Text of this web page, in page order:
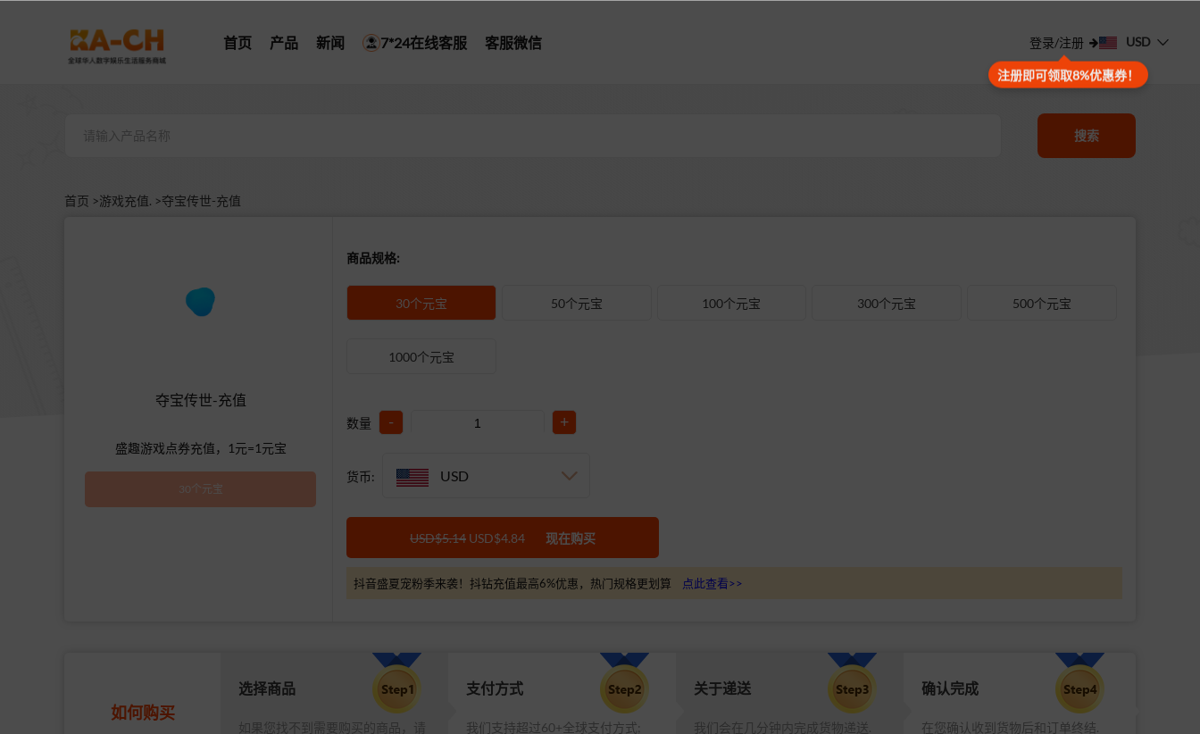
首页 产品 新闻 7*24在线客服 客服微信
登录/注册
注册即可领取8%优惠券！
USD
搜索
首页 >游戏充值. >夺宝传世-充值
夺宝传世-充值
盛趣游戏点券充值，1元=1元宝
30个元宝
商品规格:
30个元宝 50个元宝 100个元宝 300个元宝 500个元宝
1000个元宝
数量 - +
货币: USD
USD$5.14 USD$4.84 现在购买
抖音盛夏宠粉季来袭！抖钻充值最高6%优惠，热门规格更划算 点此查看>>
如何购买
选择商品
如果您找不到需要购买的商品，请
支付方式
我们支持超过60+全球支付方式;
关于递送
我们会在几分钟内完成货物递送.
确认完成
在您确认收到货物后和订单终结.